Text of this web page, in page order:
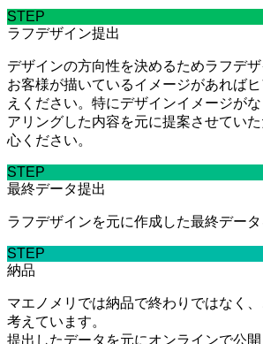
STEP
ラフデザイン提出
デザインの方向性を決めるためラフデザ
お客様が描いているイメージがあれば
えください。特にデザインイメージが
アリングした内容を元に提案させてい
心ください。
STEP
最終データ提出
ラフデザインを元に作成した最終データ
STEP
納品
マエノメリでは納品で終わりではなく
考えています。
提出したデータを元にオンラインで公